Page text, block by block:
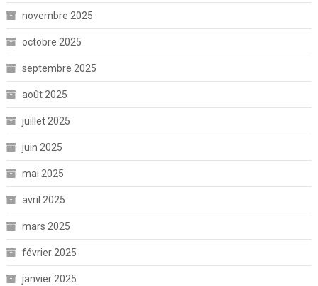
novembre 2025
octobre 2025
septembre 2025
août 2025
juillet 2025
juin 2025
mai 2025
avril 2025
mars 2025
février 2025
janvier 2025